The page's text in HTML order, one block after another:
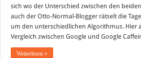
sich wo der Unterschied zwischen den
auch der Otto-Normal-Blogger rätselt die
um den unterschiedlichen Algorithmus. Hier
Vergleich zwischen Google und Google
Weiterlesen »